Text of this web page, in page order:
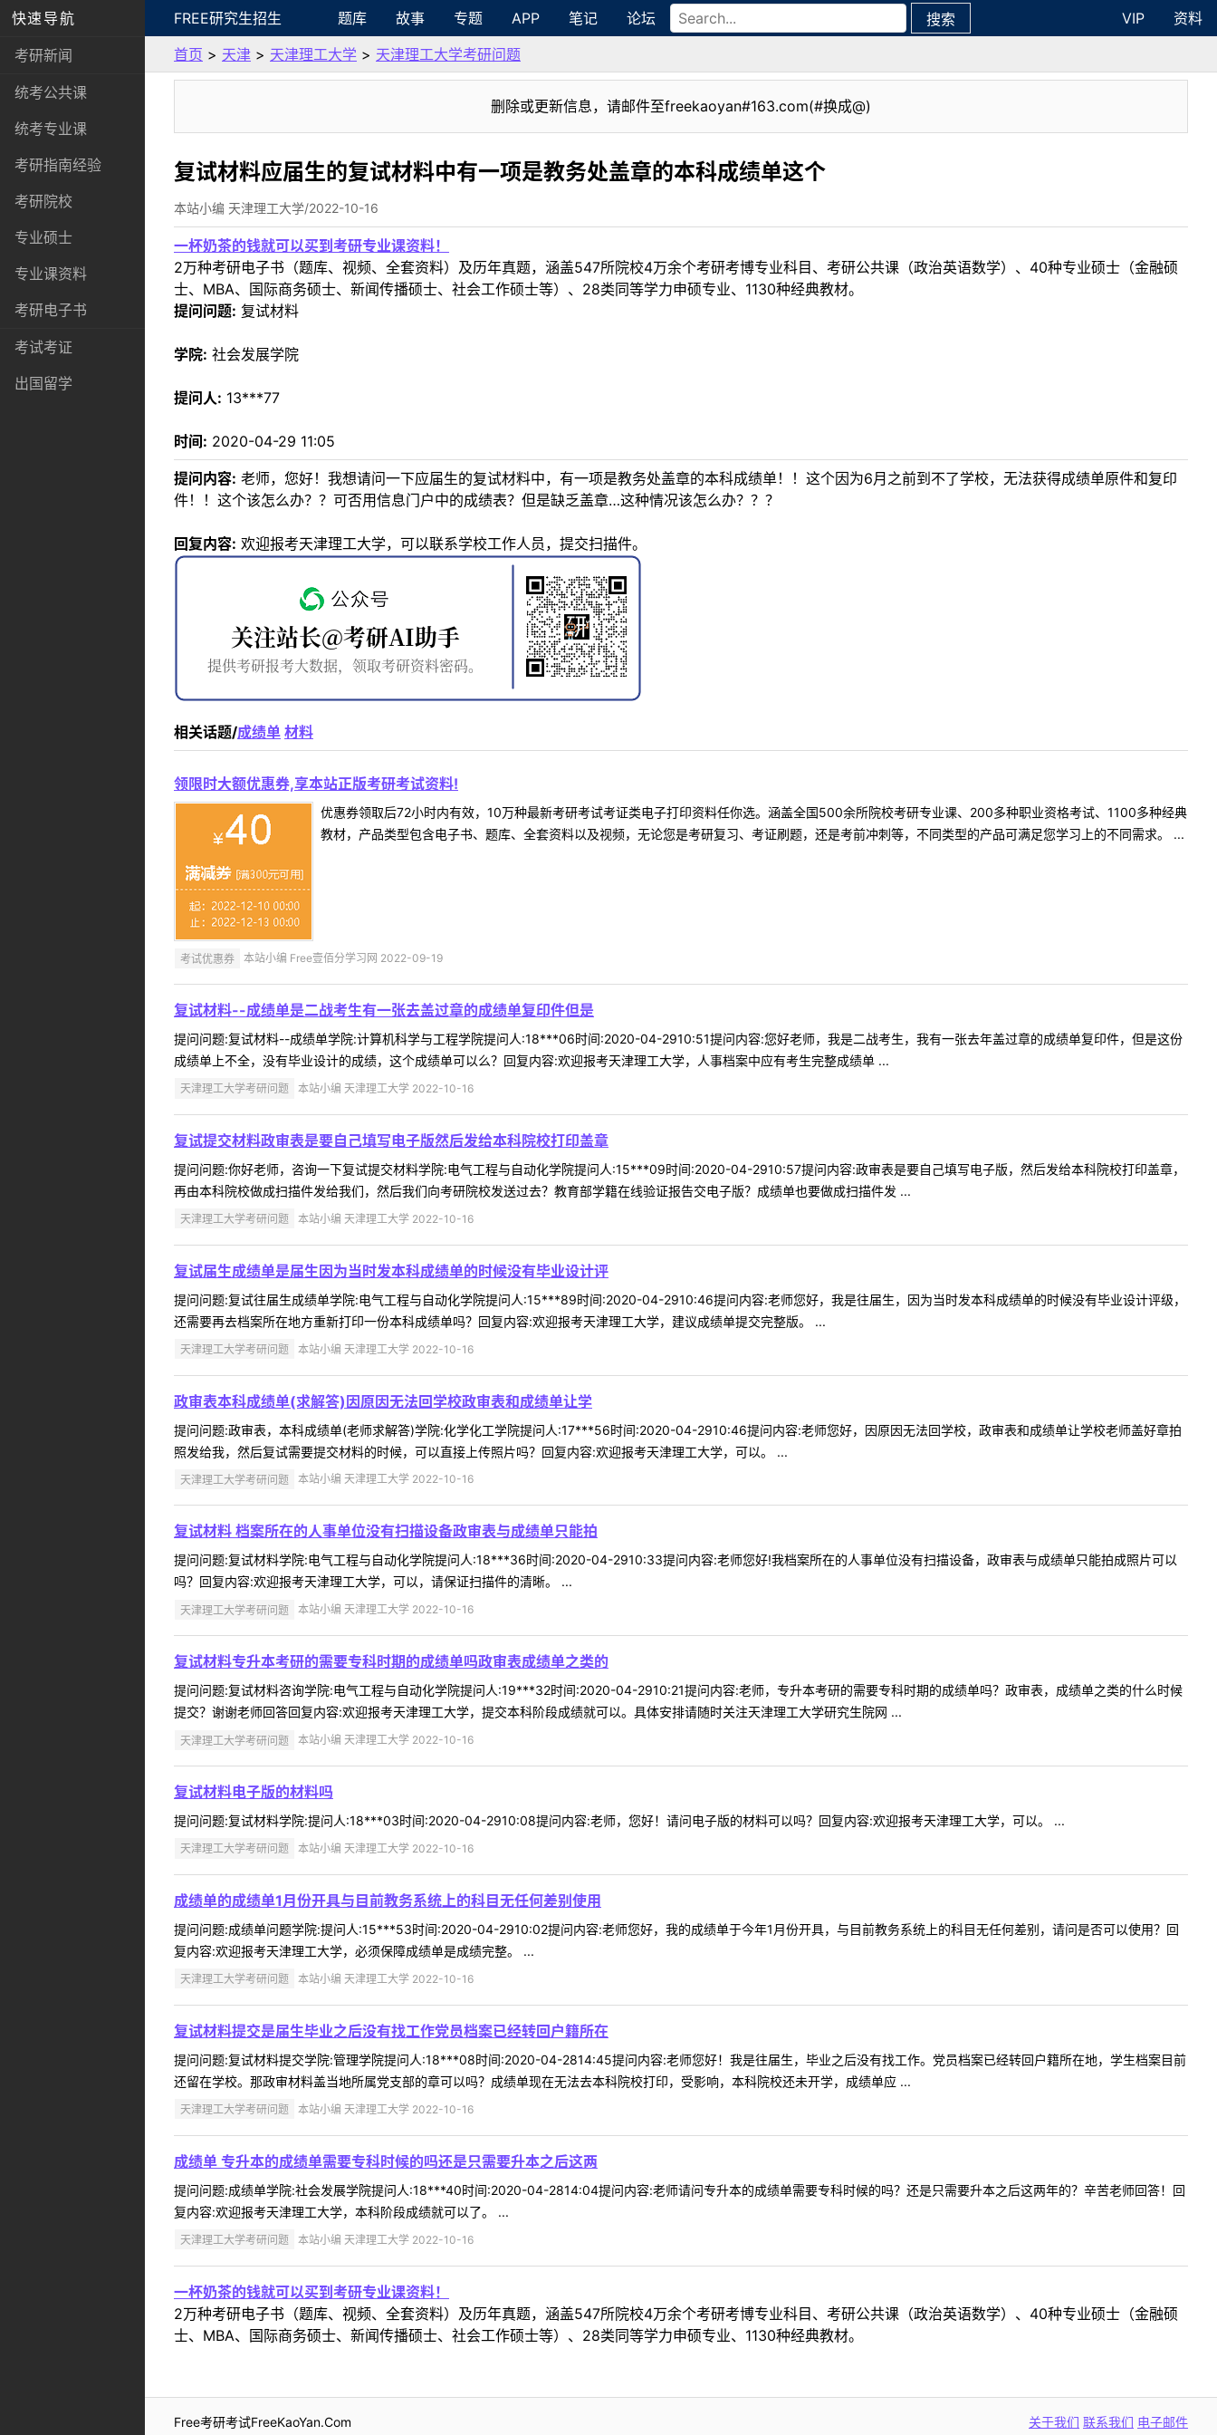
快速导航
考研新闻
统考公共课
统考专业课
考研指南经验
考研院校
专业硕士
专业课资料
考研电子书
考试考证
出国留学
FREE研究生招生 题库 故事 专题 APP 笔记 论坛 搜索 VIP
资料
首页 > 天津 > 天津理工大学 > 天津理工大学考研问题
删除或更新信息，请邮件至freekaoyan#163.com(#换成@)
复试材料应届生的复试材料中有一项是教务处盖章的本科成绩单这个
本站小编 天津理工大学/2022-10-16
一杯奶茶的钱就可以买到考研专业课资料！
2万种考研电子书（题库、视频、全套资料）及历年真题，涵盖547所院校4万余个考研考博专业科目、考研公共课（政治英语数学）、40种专业硕士（金融硕
士、MBA、国际商务硕士、新闻传播硕士、社会工作硕士等）、28类同等学力申硕专业、1130种经典教材。
提问问题: 复试材料
学院: 社会发展学院
提问人: 13***77
时间: 2020-04-29 11:05
提问内容: 老师，您好！我想请问一下应届生的复试材料中，有一项是教务处盖章的本科成绩单！！这个因为6月之前到不了学校，无法获得成绩单原件和复印
件！！这个该怎么办？？可否用信息门户中的成绩表？但是缺乏盖章…这种情况该怎么办？？？
回复内容: 欢迎报考天津理工大学，可以联系学校工作人员，提交扫描件。
相关话题/成绩单 材料
领限时大额优惠券,享本站正版考研考试资料!
优惠券领取后72小时内有效，10万种最新考研考试考证类电子打印资料任你选。涵盖全国500余所院校考研专业课、200多种职业资格考试、1100多种经典
教材，产品类型包含电子书、题库、全套资料以及视频，无论您是考研复习、考证刷题，还是考前冲刺等，不同类型的产品可满足您学习上的不同需求。 ...
考试优惠券 本站小编 Free壹佰分学习网 2022-09-19
复试材料--成绩单是二战考生有一张去盖过章的成绩单复印件但是
提问问题:复试材料--成绩单学院:计算机科学与工程学院提问人:18***06时间:2020-04-2910:51提问内容:您好老师，我是二战考生，我有一张去年盖过章的成绩单复印件，但是这份
成绩单上不全，没有毕业设计的成绩，这个成绩单可以么？回复内容:欢迎报考天津理工大学，人事档案中应有考生完整成绩单 ...
天津理工大学考研问题 本站小编 天津理工大学 2022-10-16
复试提交材料政审表是要自己填写电子版然后发给本科院校打印盖章
提问问题:你好老师，咨询一下复试提交材料学院:电气工程与自动化学院提问人:15***09时间:2020-04-2910:57提问内容:政审表是要自己填写电子版，然后发给本科院校打印盖章，
再由本科院校做成扫描件发给我们，然后我们向考研院校发送过去？教育部学籍在线验证报告交电子版？成绩单也要做成扫描件发 ...
天津理工大学考研问题 本站小编 天津理工大学 2022-10-16
复试届生成绩单是届生因为当时发本科成绩单的时候没有毕业设计评
提问问题:复试往届生成绩单学院:电气工程与自动化学院提问人:15***89时间:2020-04-2910:46提问内容:老师您好，我是往届生，因为当时发本科成绩单的时候没有毕业设计评级，
还需要再去档案所在地方重新打印一份本科成绩单吗？回复内容:欢迎报考天津理工大学，建议成绩单提交完整版。 ...
天津理工大学考研问题 本站小编 天津理工大学 2022-10-16
政审表本科成绩单(求解答)因原因无法回学校政审表和成绩单让学
提问问题:政审表，本科成绩单(老师求解答)学院:化学化工学院提问人:17***56时间:2020-04-2910:46提问内容:老师您好，因原因无法回学校，政审表和成绩单让学校老师盖好章拍
照发给我，然后复试需要提交材料的时候，可以直接上传照片吗？回复内容:欢迎报考天津理工大学，可以。 ...
天津理工大学考研问题 本站小编 天津理工大学 2022-10-16
复试材料 档案所在的人事单位没有扫描设备政审表与成绩单只能拍
提问问题:复试材料学院:电气工程与自动化学院提问人:18***36时间:2020-04-2910:33提问内容:老师您好!我档案所在的人事单位没有扫描设备，政审表与成绩单只能拍成照片可以
吗？回复内容:欢迎报考天津理工大学，可以，请保证扫描件的清晰。 ...
天津理工大学考研问题 本站小编 天津理工大学 2022-10-16
复试材料专升本考研的需要专科时期的成绩单吗政审表成绩单之类的
提问问题:复试材料咨询学院:电气工程与自动化学院提问人:19***32时间:2020-04-2910:21提问内容:老师，专升本考研的需要专科时期的成绩单吗？政审表，成绩单之类的什么时候
提交？谢谢老师回答回复内容:欢迎报考天津理工大学，提交本科阶段成绩就可以。具体安排请随时关注天津理工大学研究生院网 ...
天津理工大学考研问题 本站小编 天津理工大学 2022-10-16
复试材料电子版的材料吗
提问问题:复试材料学院:提问人:18***03时间:2020-04-2910:08提问内容:老师，您好！请问电子版的材料可以吗？回复内容:欢迎报考天津理工大学，可以。 ...
天津理工大学考研问题 本站小编 天津理工大学 2022-10-16
成绩单的成绩单1月份开具与目前教务系统上的科目无任何差别使用
提问问题:成绩单问题学院:提问人:15***53时间:2020-04-2910:02提问内容:老师您好，我的成绩单于今年1月份开具，与目前教务系统上的科目无任何差别，请问是否可以使用？回
复内容:欢迎报考天津理工大学，必须保障成绩单是成绩完整。 ...
天津理工大学考研问题 本站小编 天津理工大学 2022-10-16
复试材料提交是届生毕业之后没有找工作党员档案已经转回户籍所在
提问问题:复试材料提交学院:管理学院提问人:18***08时间:2020-04-2814:45提问内容:老师您好！我是往届生，毕业之后没有找工作。党员档案已经转回户籍所在地，学生档案目前
还留在学校。那政审材料盖当地所属党支部的章可以吗？成绩单现在无法去本科院校打印，受影响，本科院校还未开学，成绩单应 ...
天津理工大学考研问题 本站小编 天津理工大学 2022-10-16
成绩单 专升本的成绩单需要专科时候的吗还是只需要升本之后这两
提问问题:成绩单学院:社会发展学院提问人:18***40时间:2020-04-2814:04提问内容:老师请问专升本的成绩单需要专科时候的吗？还是只需要升本之后这两年的？辛苦老师回答！回
复内容:欢迎报考天津理工大学，本科阶段成绩就可以了。 ...
天津理工大学考研问题 本站小编 天津理工大学 2022-10-16
一杯奶茶的钱就可以买到考研专业课资料！
2万种考研电子书（题库、视频、全套资料）及历年真题，涵盖547所院校4万余个考研考博专业科目、考研公共课（政治英语数学）、40种专业硕士（金融硕
士、MBA、国际商务硕士、新闻传播硕士、社会工作硕士等）、28类同等学力申硕专业、1130种经典教材。
Free考研考试FreeKaoYan.Com
关于我们 联系我们 电子邮件